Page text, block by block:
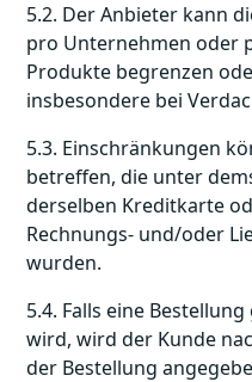
5.2. Der Anbieter kann
pro Unternehmen oder
Produkte begrenzen
insbesondere bei
5.3. Einschränkungen
betreffen, die unter
derselben Kreditkarte
Rechnungs- und/oder
wurden.
5.4. Falls eine
wird, wird der Kunde
der Bestellung